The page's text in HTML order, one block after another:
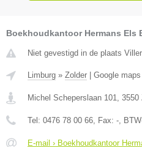
Boekhoudkantoor Hermans Els
Niet gevestigd in de plaats
Limburg » Zolder Google maps
Michel Scheperslaan 101, 3550
Tel: 0476 78 00 66, Fax: -,
E-mail › Boekhoudkantoor